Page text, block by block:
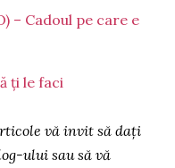
– Cadoul pe care e
ți le faci
vă invit să dați
ului sau să vă